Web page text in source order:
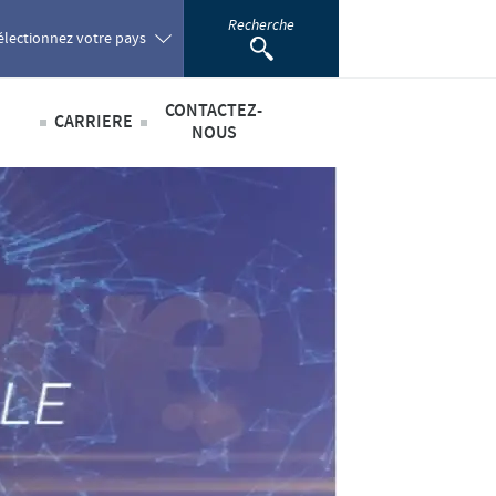
votre pays
Romania
South Africa
Recherche
CARRIERE
Offres d'emploi
CONTACTEZ-
NOUS